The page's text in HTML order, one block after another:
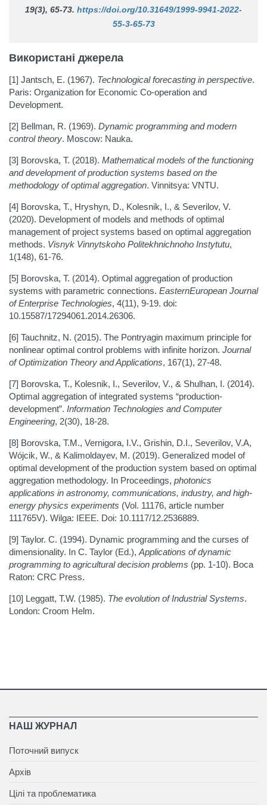
19(3), 65-73. https://doi.org/10.31649/1999-9941-2022-
55-3-65-73
Використані джерела
[1] Jantsch, E. (1967). Technological forecasting in perspective.
Paris: Organization for Economic Co-operation and
Development.
[2] Bellman, R. (1969). Dynamic programming and modern
control theory. Moscow: Nauka.
[3] Borovska, T. (2018). Mathematical models of the functioning
and development of production systems based on the
methodology of optimal aggregation. Vinnitsya: VNTU.
[4] Borovska, T., Hryshyn, D., Kolesnik, I., & Severilov, V.
(2020). Development of models and methods of optimal
management of project systems based on optimal aggregation
methods. Visnyk Vinnytskoho Politekhnichnoho Instytutu,
1(148), 61-76.
[5] Borovska, T. (2014). Optimal aggregation of production
systems with parametric connections. EasternEuropean Journal
of Enterprise Technologies, 4(11), 9-19. doi:
10.15587/17294061.2014.26306.
[6] Tauchnitz, N. (2015). The Pontryagin maximum principle for
nonlinear optimal control problems with infinite horizon. Journal
of Optimization Theory and Applications, 167(1), 27-48.
[7] Borovska, T., Kolesnik, I., Severilov, V., & Shulhan, I. (2014).
Optimal aggregation of integrated systems “production-
development”. Information Technologies and Computer
Engineering, 2(30), 18-28.
[8] Borovska, T.M., Vernigora, I.V., Grishin, D.I., Severilov, V.A,
Wójcik, W., & Kalimoldayev, M. (2019). Generalized model of
optimal development of the production system based on optimal
aggregation methodology. In Proceedings, photonics
applications in astronomy, communications, industry, and high-
energy physics experiments (Vol. 11176, article number
111765V). Wilga: IEEE. Doi: 10.1117/12.2536889.
[9] Taylor. C. (1994). Dynamic programming and the curses of
dimensionality. In C. Taylor (Ed.), Applications of dynamic
programming to agricultural decision problems (pp. 1-10). Boca
Raton: CRC Press.
[10] Leggatt, T.W. (1985). The evolution of Industrial Systems.
London: Croom Helm.
НАШ ЖУРНАЛ
Поточний випуск
Архів
Цілі та проблематика